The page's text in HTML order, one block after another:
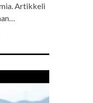
Artikkeli